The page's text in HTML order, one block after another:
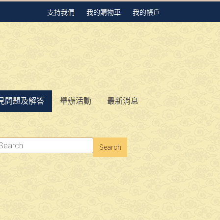
支持我們 我的購物車 我的帳戶
問題及解答 舉辦活動 最新消息